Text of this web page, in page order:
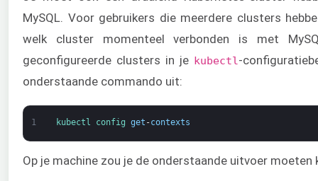
MySQL. Voor gebruikers die meerdere clusters
welk cluster momenteel verbonden is met
geconfigureerde clusters in je kubectl -
onderstaande commando uit:
1 kubectl config get -contexts
Op je machine zou je de onderstaande uitvoer moeten